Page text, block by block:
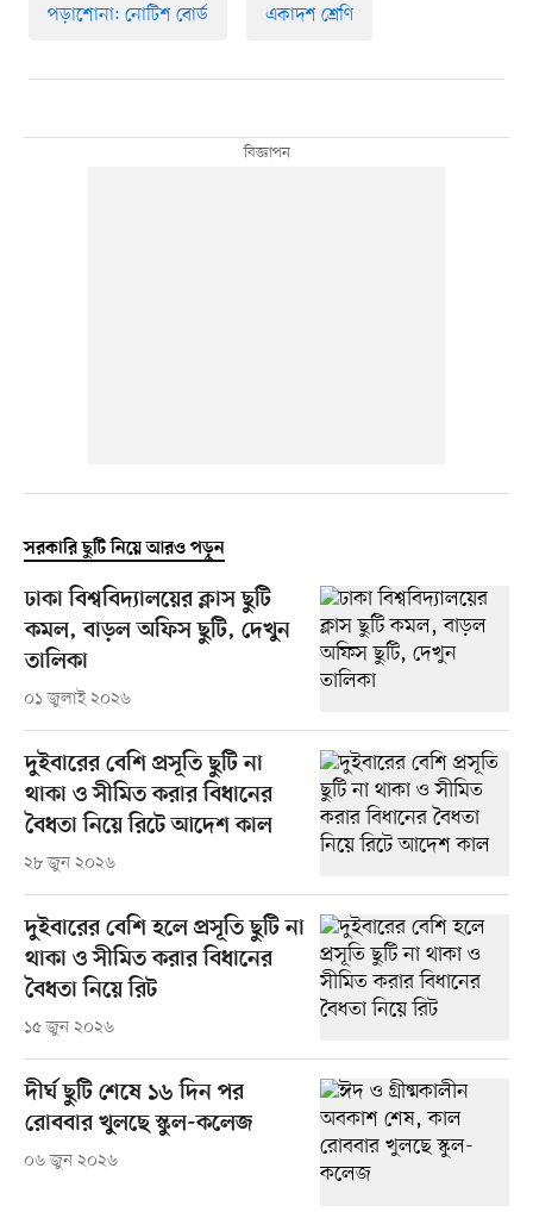
পড়াশোনা: নোটিশ বোর্ড একাদশ শ্রেণি
সরকারি ছুটি নিয়ে আরও পড়ুন
ঢাকা বিশ্ববিদ্যালয়ের ক্লাস ছুটি
কমল, বাড়ল অফিস ছুটি, দেখুন
তালিকা
০১ জুলাই ২০২৬
দুইবারের বেশি প্রসূতি ছুটি না
থাকা ও সীমিত করার বিধানের
বৈধতা নিয়ে রিটে আদেশ কাল
২৮ জুন ২০২৬
দুইবারের বেশি হলে প্রসূতি ছুটি না
থাকা ও সীমিত করার বিধানের
বৈধতা নিয়ে রিট
১৫ জুন ২০২৬
দীর্ঘ ছুটি শেষে ১৬ দিন পর
রোববার খুলছে স্কুল-কলেজ
০৬ জুন ২০২৬